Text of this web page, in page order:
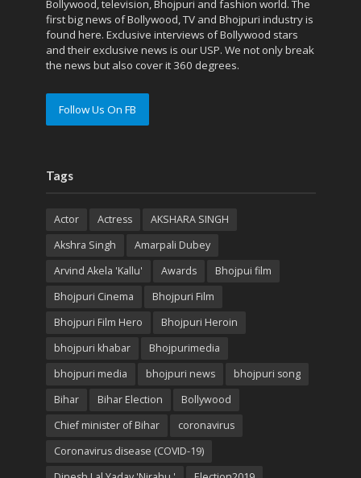
Bollywood, television, Bhojpuri and fashion world. The
first big news of Bollywood, TV and Bhojpuri industry is
found here. Exclusive interviews of Bollywood stars
and their exclusive news is our USP. We not only break
the news but also cover it 360 degrees.
Follow Us On FB
Tags
Actor Actress
AKSHARA SINGH
Akshra Singh
Amarpali Dubey
Arvind Akela 'Kallu'
Awards
Bhojpui film
Bhojpuri Cinema
Bhojpuri Film
Bhojpuri Film Hero
Bhojpuri Heroin
bhojpuri khabar
Bhojpurimedia
bhojpuri media
bhojpuri news
bhojpuri song
Bihar
Bihar Election
Bollywood
Chief minister of Bihar
coronavirus
Coronavirus disease (COVID-19)